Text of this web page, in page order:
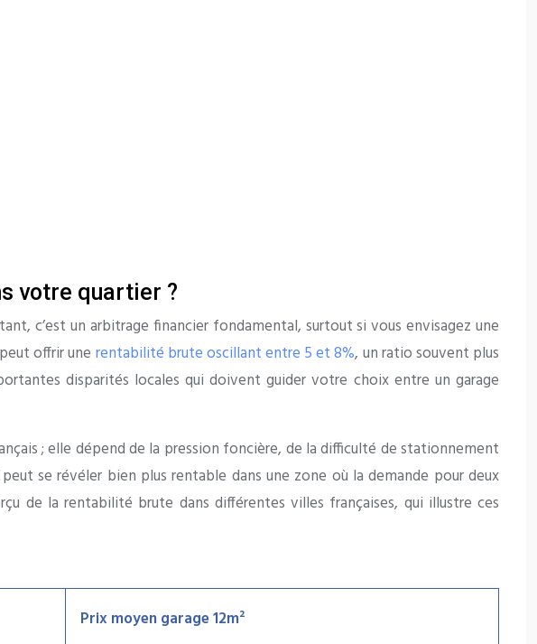
votre quartier ?
c’est un arbitrage financier fondamental, surtout si vous envisagez une
offrir une rentabilité brute oscillant entre 5 et 8%, un ratio souvent plus
disparités locales qui doivent guider votre choix entre un garage
; elle dépend de la pression foncière, de la difficulté de stationnement
se révéler bien plus rentable dans une zone où la demande pour deux
de la rentabilité brute dans différentes villes françaises, qui illustre ces
Prix moyen garage 12m²